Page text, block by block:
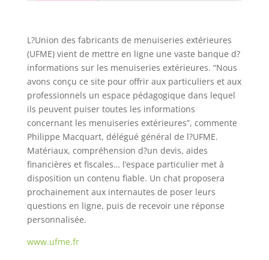
L?Union des fabricants de menuiseries extérieures
(UFME) vient de mettre en ligne une vaste banque d?
informations sur les menuiseries extérieures. “Nous
avons conçu ce site pour offrir aux particuliers et aux
professionnels un espace pédagogique dans lequel
ils peuvent puiser toutes les informations
concernant les menuiseries extérieures”, commente
Philippe Macquart, délégué général de l?UFME.
Matériaux, compréhension d?un devis, aides
financières et fiscales… l’espace particulier met à
disposition un contenu fiable. Un chat proposera
prochainement aux internautes de poser leurs
questions en ligne, puis de recevoir une réponse
personnalisée.
www.ufme.fr